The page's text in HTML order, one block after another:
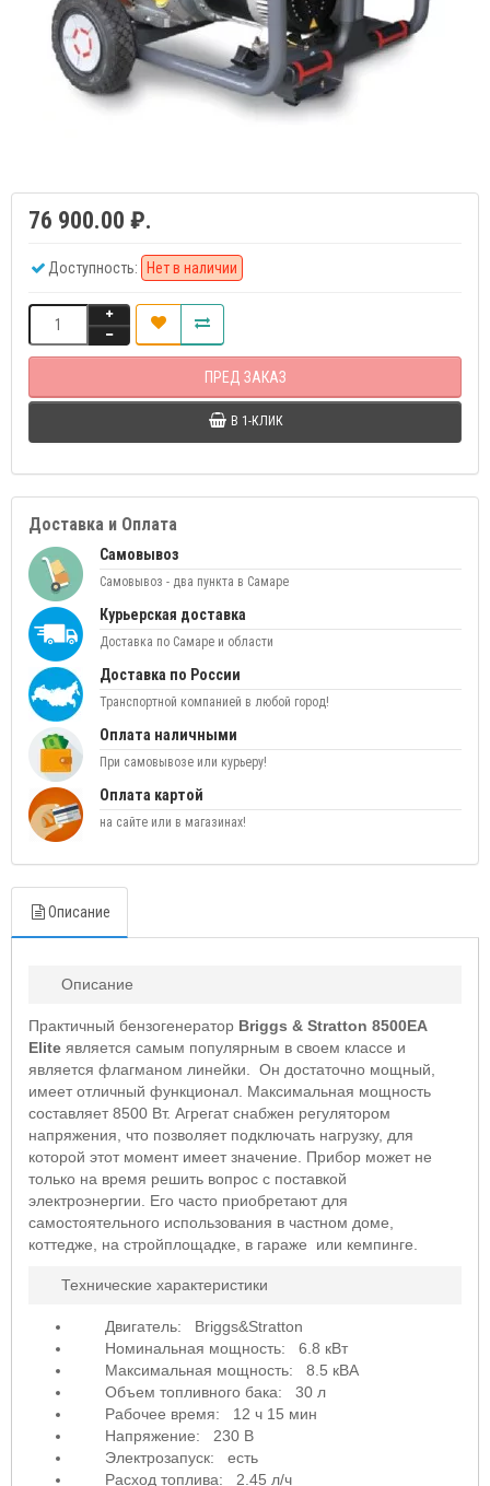
76 900.00 ₽.
Доступность: Нет в наличии
ПРЕД ЗАКАЗ
В 1-КЛИК
Доставка и Оплата
Самовывоз
Самовывоз - два пункта в Самаре
Курьерская доставка
Доставка по Самаре и области
Доставка по России
Транспортной компанией в любой город!
Оплата наличными
При самовывозе или курьеру!
Оплата картой
на сайте или в магазинах!
Описание
Описание
Практичный бензогенератор Briggs & Stratton 8500EA
Elite является самым популярным в своем классе и
является флагманом линейки. Он достаточно мощный,
имеет отличный функционал. Максимальная мощность
составляет 8500 Вт. Агрегат снабжен регулятором
напряжения, что позволяет подключать нагрузку, для
которой этот момент имеет значение. Прибор может не
только на время решить вопрос с поставкой
электроэнергии. Его часто приобретают для
самостоятельного использования в частном доме,
коттедже, на стройплощадке, в гараже или кемпинге.
Технические характеристики
Двигатель: Briggs&Stratton
Номинальная мощность: 6.8 кВт
Максимальная мощность: 8.5 кВА
Объем топливного бака: 30 л
Рабочее время: 12 ч 15 мин
Напряжение: 230 В
Электрозапуск: есть
Расход топлива: 2.45 л/ч